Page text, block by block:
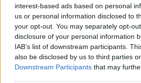
interest-based ads based on personal
us or personal information disclosed to
your opt-out. You may separately opt-
disclosure of your personal information
IAB’s list of downstream participants.
also be disclosed by us to third parties
Downstream Participants that may